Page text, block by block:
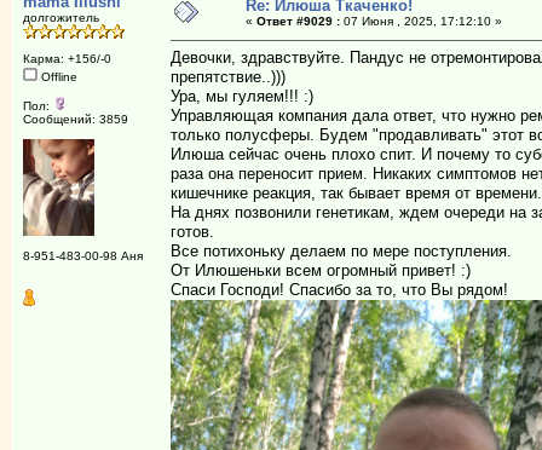
долгожитель
Карма: +156/-0
Offline
Пол:
Сообщений: 3859
8-951-483-00-98 Аня
Re: Илюша Ткаченко!
« Ответ #9029 :07 Июня , 2025, 17:12:10 »
Девочки, здравствуйте. Пандус не
препятствие..)))
Ура, мы гуляем!!! :)
Управляющая компания дала ответ, что нужно
только полусферы. Будем "продавливать" этот
Илюша сейчас очень плохо спит. И почему то
раза она переносит прием. Никаких симптомов
кишечнике реакция, так бывает время от времени.
На днях позвонили генетикам, ждем очереди на
готов.
Все потихоньку делаем по мере поступления.
От Илюшеньки всем огромный привет! :)
Спаси Господи! Спасибо за то, что Вы рядом!